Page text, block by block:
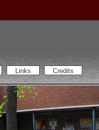
Links Credits